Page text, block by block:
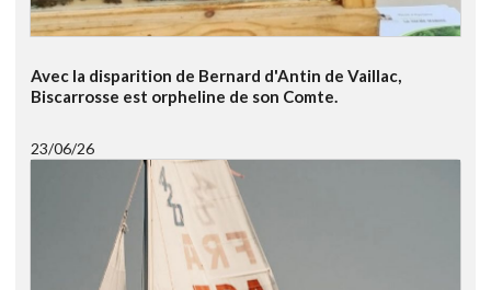
Avec la disparition de Bernard d'Antin de Vaillac,
Biscarrosse est orpheline de son Comte.
23/06/26